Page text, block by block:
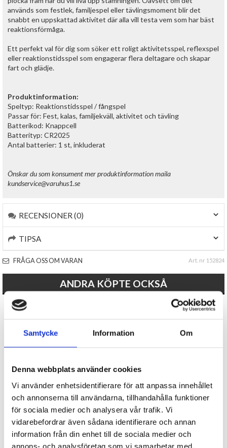
Samtycke Information Om
Denna webbplats använder cookies
Vi använder enhetsidentifierare för att anpassa innehållet
och annonserna till användarna, tillhandahålla funktioner
för sociala medier och analysera vår trafik. Vi
vidarebefordrar även sådana identifierare och annan
information från din enhet till de sociala medier och
annons- och analysföretag som vi samarbetar med.
används som festlek, familjespel eller tävlingsmoment blir det
snabbt en uppskattad aktivitet där alla vill testa vem som har bäst
reaktionsförmåga.
Ett perfekt val för dig som söker ett roligt aktivitetsspel, reflexspel
eller reaktionstidsspel som engagerar flera deltagare och skapar
fart och glädje.
Produktinformation:
Speltyp: Reaktionstidsspel / fångspel
Passar för: Fest, kalas, familjekväll, aktivitet och tävling
Batterikod: Knappcell
Batterityp: CR2025
Antal batterier: 1 st, inkluderat
Önskar du som konsument mer produktinformation maila
kundservice@varuhus1.se
RECENSIONER (0)
TIPSA
FRÅGA OSS OM VARAN Art. nr 152824
ANDRA KÖPTE OCKSÅ
pack
29 kr
Uppblåsbar hammare Smileys
29 kr